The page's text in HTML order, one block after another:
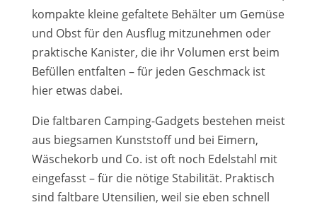
kompakte kleine gefaltete Behälter um Gemüse
und Obst für den Ausflug mitzunehmen oder
praktische Kanister, die ihr Volumen erst beim
Befüllen entfalten – für jeden Geschmack ist
hier etwas dabei.
Die faltbaren Camping-Gadgets bestehen meist
aus biegsamen Kunststoff und bei Eimern,
Wäschekorb und Co. ist oft noch Edelstahl mit
eingefasst – für die nötige Stabilität. Praktisch
sind faltbare Utensilien, weil sie eben schnell